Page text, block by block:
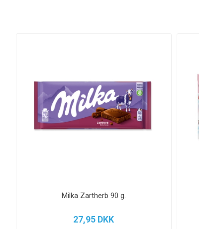
Milka Zartherb 90 g.
27,95 DKK